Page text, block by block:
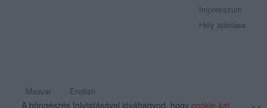
Impresszum
Hely ajánlása
Magyar
English
A böngészés folytatásával jóváhagyod, hogy cookie-kat